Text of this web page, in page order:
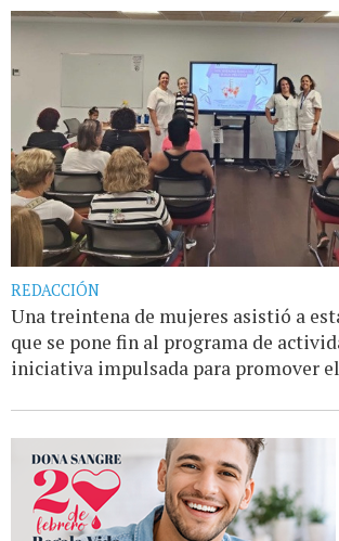
REDACCIÓN
Una treintena de mujeres asistió a
que se pone fin al programa de
iniciativa impulsada para promover el